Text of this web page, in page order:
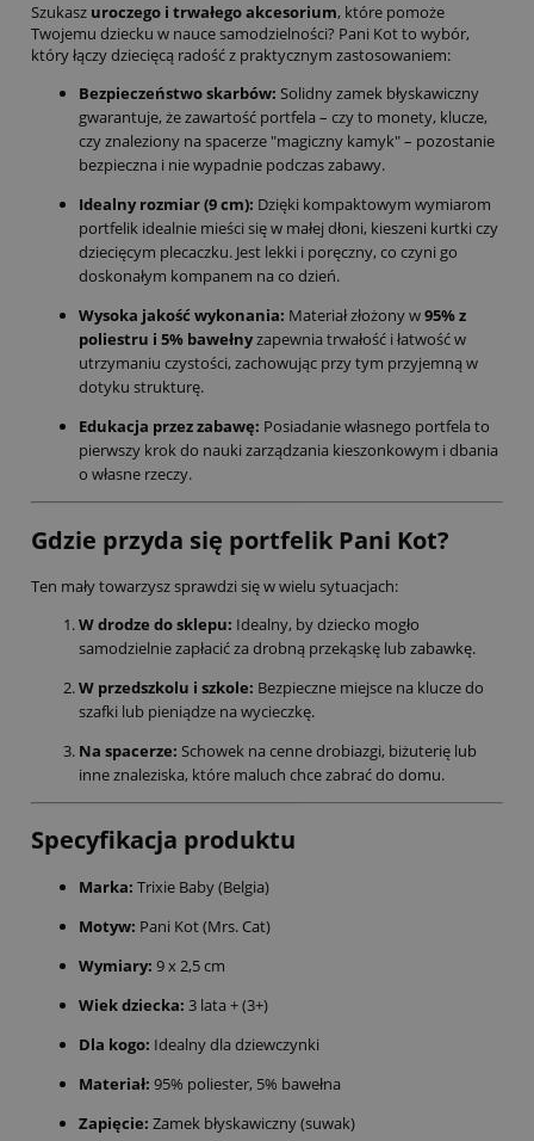
Szukasz uroczego i trwałego akcesorium, które pomoże
Twojemu dziecku w nauce samodzielności? Pani Kot to wybór,
który łączy dziecięcą radość z praktycznym zastosowaniem:
Bezpieczeństwo skarbów: Solidny zamek błyskawiczny
gwarantuje, że zawartość portfela – czy to monety, klucze,
czy znaleziony na spacerze "magiczny kamyk" – pozostanie
bezpieczna i nie wypadnie podczas zabawy.
Idealny rozmiar (9 cm): Dzięki kompaktowym wymiarom
portfelik idealnie mieści się w małej dłoni, kieszeni kurtki czy
dziecięcym plecaczku. Jest lekki i poręczny, co czyni go
doskonałym kompanem na co dzień.
Wysoka jakość wykonania: Materiał złożony w95% z
poliestru i 5% bawełnyzapewnia trwałość i łatwość w
utrzymaniu czystości, zachowując przy tym przyjemną w
dotyku strukturę.
Edukacja przez zabawę: Posiadanie własnego portfela to
pierwszy krok do nauki zarządzania kieszonkowym i dbania
o własne rzeczy.
Gdzie przyda się portfelik Pani Kot?
Ten mały towarzysz sprawdzi się w wielu sytuacjach:
W drodze do sklepu: Idealny, by dziecko mogło
samodzielnie zapłacić za drobną przekąskę lub zabawkę.
W przedszkolu i szkole: Bezpieczne miejsce na klucze do
szafki lub pieniądze na wycieczkę.
Na spacerze: Schowek na cenne drobiazgi, biżuterię lub
inne znaleziska, które maluch chce zabrać do domu.
Specyfikacja produktu
Marka: Trixie Baby (Belgia)
Motyw: Pani Kot (Mrs. Cat)
Wymiary: 9 x 2,5 cm
Wiek dziecka: 3 lata + (3+)
Dla kogo: Idealny dla dziewczynki
Materiał: 95% poliester, 5% bawełna
Zapięcie: Zamek błyskawiczny (suwak)